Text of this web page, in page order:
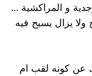
و المراكشية ...
يزال يسبح فيه
عن كونه لقب ام